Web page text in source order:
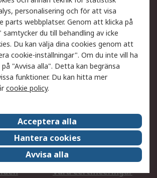
Retur av varor
Spåra din order
Fördelar med RS-konto
Försäljningsvillkor
Press Centre
ESG
Våra certificeringar
personalisering och för att visa
parts webbplatser. Genom att klicka på
samtycker du till behandling av icke
Du kan välja dina cookies genom att
cookie-inställningar". Om du inte vill ha
"Avvisa alla". Detta kan begränsa
funktioner. Du kan hitta mer
cookie policy.
Acceptera alla
Hantera cookies
Avvisa alla